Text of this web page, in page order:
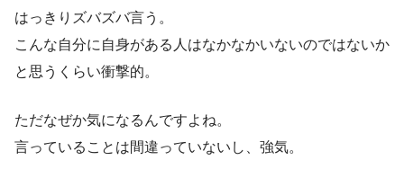
はっきりズバズバ言う。
こんな自分に自身がある人はなかなかいないのではないか
と思うくらい衝撃的。
ただなぜか気になるんですよね。
言っていることは間違っていないし、強気。